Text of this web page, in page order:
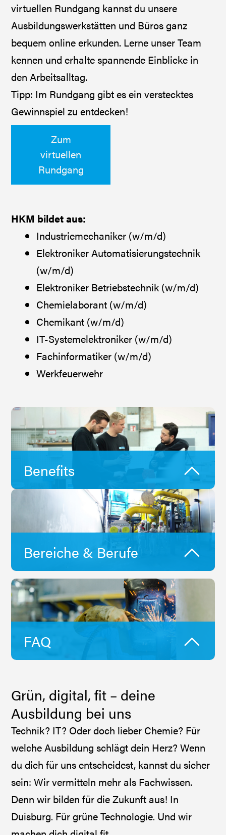
virtuellen Rundgang kannst du unsere
Ausbildungswerkstätten und Büros ganz
bequem online erkunden. Lerne unser Team
kennen und erhalte spannende Einblicke in
den Arbeitsalltag.
Tipp: Im Rundgang gibt es ein verstecktes
Gewinnspiel zu entdecken!
Zum
virtuellen
Rundgang
HKM bildet aus:
Industriemechaniker (w/m/d)
Elektroniker Automatisierungstechnik
(w/m/d)
Elektroniker Betriebstechnik (w/m/d)
Chemielaborant (w/m/d)
Chemikant (w/m/d)
IT-Systemelektroniker (w/m/d)
Fachinformatiker (w/m/d)
Werkfeuerwehr
Benefits
Bereiche & Berufe
FAQ
Grün, digital, fit – deine
Ausbildung bei uns
Technik? IT? Oder doch lieber Chemie? Für
welche Ausbildung schlägt dein Herz? Wenn
du dich für uns entscheidest, kannst du sicher
sein: Wir vermitteln mehr als Fachwissen.
Denn wir bilden für die Zukunft aus! In
Duisburg. Für grüne Technologie. Und wir